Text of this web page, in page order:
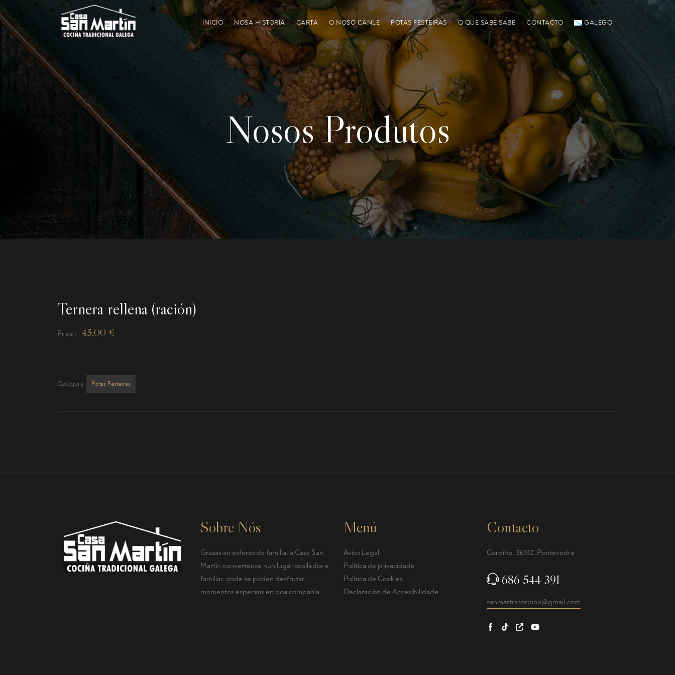
INICIO NOSA HISTORIA CARTA O NOSO CANLE POTAS FESTEIRAS O QUE SABE SABE CONTACTO GALEGO
Nosos Produtos
Ternera rellena (ración)
Price : 45,00 €
Category: Potas Festeiras
Sobre Nós
Grazas ao esforzo da familia, a Casa San
Martín converteuse nun lugar acolledor e
familiar, onde se poden desfrutar
momentos especiais en boa compañía.
Menú
Aviso Legal
Política de privacidade
Política de Cookies
Declaración de Accesibilidade
Contacto
Corpiño, 36512, Pontevedra
686 544 391
sanmartincorpino@gmail.com